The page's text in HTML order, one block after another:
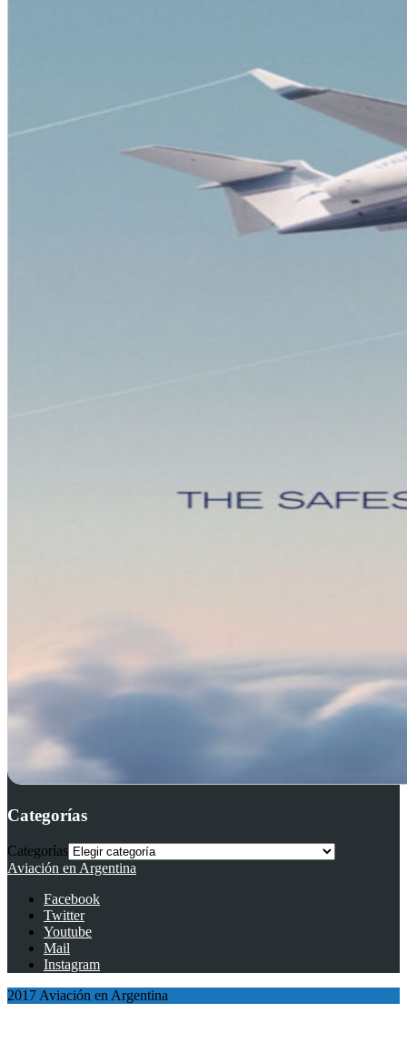
Categorías
Categorías
Aviación en Argentina
Facebook
Twitter
Youtube
Mail
Instagram
2017 Aviación en Argentina